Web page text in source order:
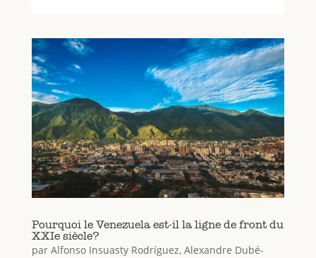
Pourquoi le Venezuela est-il la ligne de front du
XXIe siècle?
par Alfonso Insuasty Rodríguez, Alexandre Dubé-